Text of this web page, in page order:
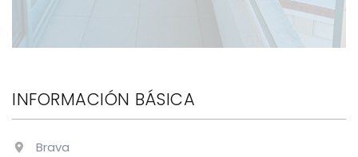
INFORMACIÓN BÁSICA
Brava